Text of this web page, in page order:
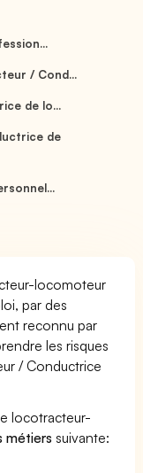
/ Cond...
de lo...
de
locomoteur
par des
reconnu par
les risques
/ Conductrice
locotracteur-
métiers suivante: